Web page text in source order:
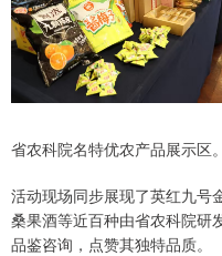
省农科院名特优农产品展示区。
活动现场同步展现了英红九号
桑果酒等近百种由省农科院研
品鉴咨询，点赞其独特品质。